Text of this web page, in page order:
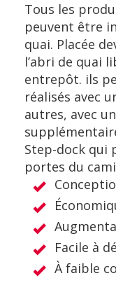
Tous les
peuvent être
quai. Placée
l’abri de quai
entrepôt. ils
réalisés avec
autres, avec
Step-dock qui
portes du
Facile à
À faible